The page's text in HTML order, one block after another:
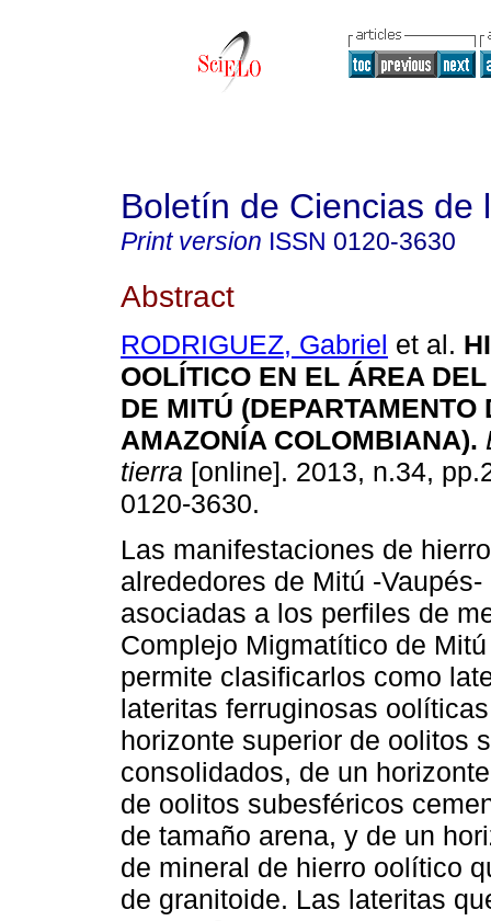
Boletín de Ciencias de
Print version ISSN 0120-3630
Abstract
RODRIGUEZ, Gabriel et al.
OOLÍTICO EN EL ÁREA
DE MITÚ (DEPARTAMENTO
AMAZONÍA COLOMBIANA).
tierra [online]. 2013, n.34,
0120-3630.
Las manifestaciones de
alrededores de Mitú -Vaupés-
asociadas a los perfiles de
Complejo Migmatítico de
permite clasificarlos como
lateritas ferruginosas
horizonte superior de oolitos
consolidados, de un
de oolitos subesféricos
de tamaño arena, y de un
de mineral de hierro oolítico
de granitoide. Las lateritas